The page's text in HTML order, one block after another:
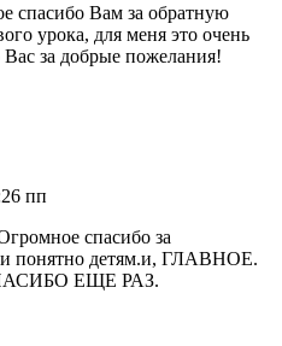
спасибо Вам за обратную
урока, для меня это очень
за добрые пожелания!
пп
спасибо за
и понятно детям.и, ГЛАВНОЕ.
ЕЩЕ РАЗ.